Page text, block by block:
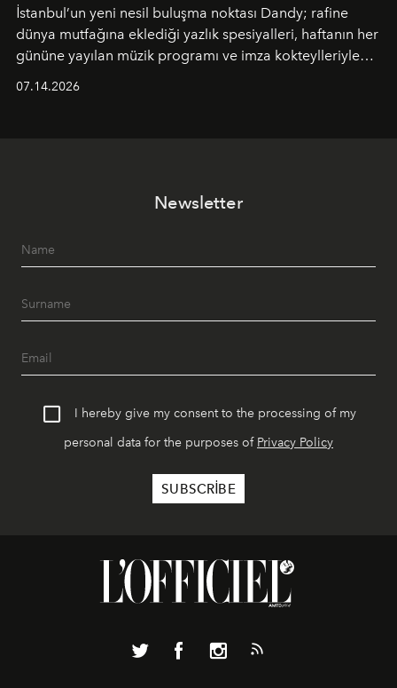
İstanbul’un yeni nesil buluşma noktası Dandy; rafine
dünya mutfağına eklediği yazlık spesiyalleri, haftanın her
gününe yayılan müzik programı ve imza kokteylleriyle
07.14.2026
Newsletter
I hereby give my consent to the processing of my
personal data for the purposes of Privacy Policy